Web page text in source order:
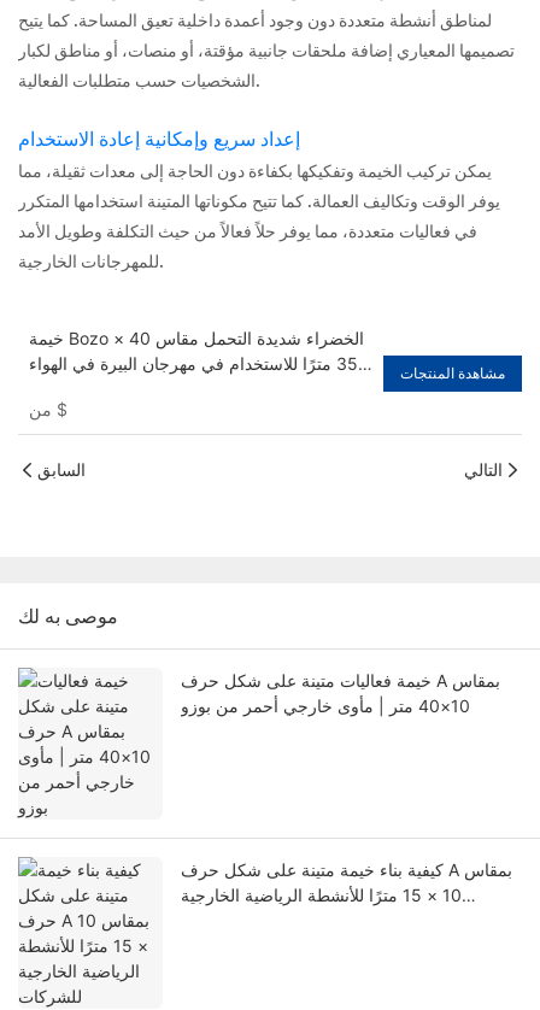
لمناطق أنشطة متعددة دون وجود أعمدة داخلية تعيق المساحة. كما يتيح
تصميمها المعياري إضافة ملحقات جانبية مؤقتة، أو منصات، أو مناطق لكبار
الشخصيات حسب متطلبات الفعالية.
إعداد سريع وإمكانية إعادة الاستخدام
يمكن تركيب الخيمة وتفكيكها بكفاءة دون الحاجة إلى معدات ثقيلة، مما
يوفر الوقت وتكاليف العمالة. كما تتيح مكوناتها المتينة استخدامها المتكرر
في فعاليات متعددة، مما يوفر حلاً فعالاً من حيث التكلفة وطويل الأمد
للمهرجانات الخارجية.
خيمة Bozo الخضراء شديدة التحمل مقاس 40 ×
35 مترًا للاستخدام في مهرجان البيرة في الهواء
$
مشاهدة المنتجات
السابق التالي
موصى به لك
خيمة فعاليات متينة على شكل حرف A بمقاس
10×40 متر | مأوى خارجي أحمر من بوزو
كيفية بناء خيمة متينة على شكل حرف A بمقاس
10 × 15 مترًا للأنشطة الرياضية الخارجية